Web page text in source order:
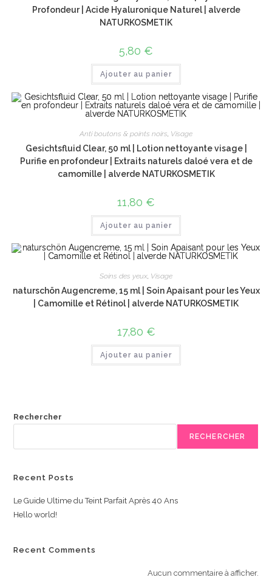
Profondeur | Acide Hyaluronique Naturel | alverde
NATURKOSMETIK
5,80 €
Ajouter au panier
Anti boutons & points noirs Visage
Gesichtsfluid Clear, 50 ml | Lotion nettoyante visage |
Purifie en profondeur | Extraits naturels daloé vera et de
camomille | alverde NATURKOSMETIK
11,80 €
Ajouter au panier
Soins des yeux, Visage
naturschön Augencreme, 15 ml | Soin Apaisant pour les Yeux
| Camomille et Rétinol | alverde NATURKOSMETIK
17,80 €
Ajouter au panier
Rechercher
RECHERCHER
Recent Posts
Le Guide Ultime du Teint Parfait Après 40 Ans
Hello world!
Recent Comments
Aucun commentaire à afficher.